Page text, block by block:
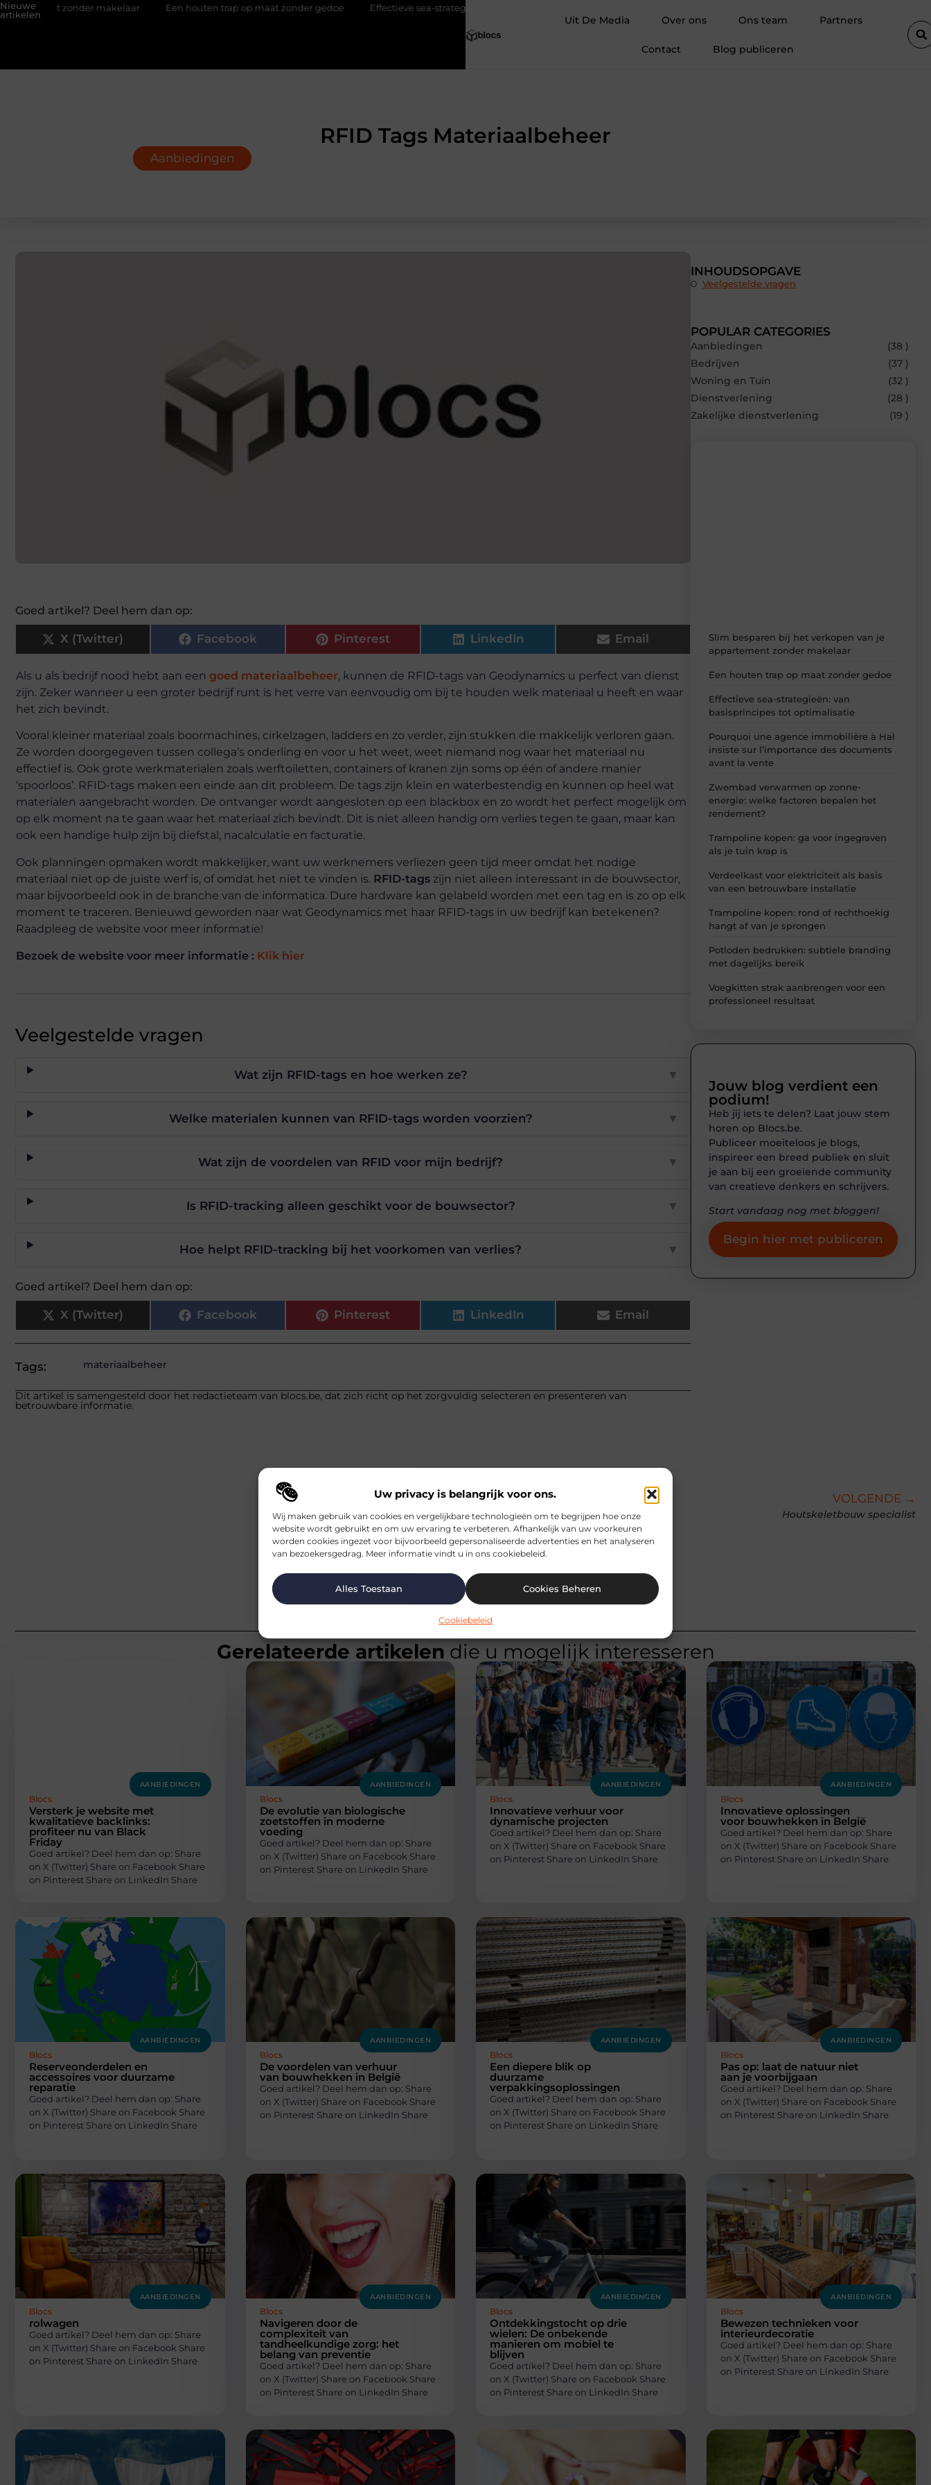
Uw privacy is belangrijk voor ons.
Wij maken gebruik van cookies en vergelijkbare technologieën om te begrijpen hoe onze
website wordt gebruikt en om uw ervaring te verbeteren. Afhankelijk van uw voorkeuren
worden cookies ingezet voor bijvoorbeeld gepersonaliseerde advertenties en het analyseren
van bezoekersgedrag. Meer informatie vindt u in ons cookiebeleid.
Alles Toestaan Cookies Beheren
Cookiebeleid
Nieuwe
artikelen
makelaar Een houten trap op maat zonder gedoe Effectieve sea-strategieën: van basisprincipes tot optimalisatie
Uit De Media Over ons Ons team Partners
Contact Blog publiceren
RFID Tags Materiaalbeheer
Aanbiedingen
Goed artikel? Deel hem dan op:
X (Twitter) Facebook Pinterest LinkedIn Email
Als u als bedrijf nood hebt aan een goed materiaalbeheer, kunnen de RFID-tags van Geodynamics u perfect van dienst
zijn. Zeker wanneer u een groter bedrijf runt is het verre van eenvoudig om bij te houden welk materiaal u heeft en waar
het zich bevindt.
Vooral kleiner materiaal zoals boormachines, cirkelzagen, ladders en zo verder, zijn stukken die makkelijk verloren gaan.
Ze worden doorgegeven tussen collega’s onderling en voor u het weet, weet niemand nog waar het materiaal nu
effectief is. Ook grote werkmaterialen zoals werftoiletten, containers of kranen zijn soms op één of andere manier
‘spoorloos’. RFID-tags maken een einde aan dit probleem. De tags zijn klein en waterbestendig en kunnen op heel wat
materialen aangebracht worden. De ontvanger wordt aangesloten op een blackbox en zo wordt het perfect mogelijk om
op elk moment na te gaan waar het materiaal zich bevindt. Dit is niet alleen handig om verlies tegen te gaan, maar kan
ook een handige hulp zijn bij diefstal, nacalculatie en facturatie.
Ook planningen opmaken wordt makkelijker, want uw werknemers verliezen geen tijd meer omdat het nodige
materiaal niet op de juiste werf is, of omdat het niet te vinden is. RFID-tags zijn niet alleen interessant in de bouwsector,
maar bijvoorbeeld ook in de branche van de informatica. Dure hardware kan gelabeld worden met een tag en is zo op elk
moment te traceren. Benieuwd geworden naar wat Geodynamics met haar RFID-tags in uw bedrijf kan betekenen?
Raadpleeg de website voor meer informatie!
Bezoek de website voor meer informatie : Klik hier
Veelgestelde vragen
Wat zijn RFID-tags en hoe werken ze? ▼
Welke materialen kunnen van RFID-tags worden voorzien? ▼
Wat zijn de voordelen van RFID voor mijn bedrijf? ▼
Is RFID-tracking alleen geschikt voor de bouwsector? ▼
Hoe helpt RFID-tracking bij het voorkomen van verlies? ▼
Goed artikel? Deel hem dan op:
X (Twitter) Facebook Pinterest LinkedIn Email
Tags: materiaalbeheer
Dit artikel is samengesteld door het redactieteam van blocs.be, dat zich richt op het zorgvuldig selecteren en presenteren van
betrouwbare informatie.
INHOUDSOPGAVE
Veelgestelde vragen
POPULAR CATEGORIES
Aanbiedingen
(38 )
Bedrijven
(37 )
Woning en Tuin
(32 )
Dienstverlening
(28 )
Zakelijke dienstverlening
(19 )
Slim besparen bij het verkopen van je
appartement zonder makelaar
Een houten trap op maat zonder gedoe
Effectieve sea-strategieën: van
basisprincipes tot optimalisatie
Pourquoi une agence immobilière à Hal
insiste sur l’importance des documents
avant la vente
Zwembad verwarmen op zonne-
energie: welke factoren bepalen het
rendement?
Trampoline kopen: ga voor ingegraven
als je tuin krap is
Verdeelkast voor elektriciteit als basis
van een betrouwbare installatie
Trampoline kopen: rond of rechthoekig
hangt af van je sprongen
Potloden bedrukken: subtiele branding
met dagelijks bereik
Voegkitten strak aanbrengen voor een
professioneel resultaat
Jouw blog verdient een
podium!
Heb jij iets te delen? Laat jouw stem
horen op Blocs.be.
Publiceer moeiteloos je blogs,
inspireer een breed publiek en sluit
je aan bij een groeiende community
van creatieve denkers en schrijvers.
Start vandaag nog met bloggen!
Begin hier met publiceren
VOLGENDE →
Houtskeletbouw specialist
Gerelateerde artikelen die u mogelijk interesseren
AANBIEDINGEN
Blocs
Versterk je website met
kwalitatieve backlinks:
profiteer nu van Black
Friday
Goed artikel? Deel hem dan op: Share
on X (Twitter) Share on Facebook Share
on Pinterest Share on LinkedIn Share
AANBIEDINGEN
Blocs
De evolutie van biologische
zoetstoffen in moderne
voeding
Goed artikel? Deel hem dan op: Share
on X (Twitter) Share on Facebook Share
on Pinterest Share on LinkedIn Share
AANBIEDINGEN
Blocs
Innovatieve verhuur voor
dynamische projecten
Goed artikel? Deel hem dan op: Share
on X (Twitter) Share on Facebook Share
on Pinterest Share on LinkedIn Share
AANBIEDINGEN
Blocs
Innovatieve oplossingen
voor bouwhekken in België
Goed artikel? Deel hem dan op: Share
on X (Twitter) Share on Facebook Share
on Pinterest Share on LinkedIn Share
AANBIEDINGEN
Blocs
Reserveonderdelen en
accessoires voor duurzame
reparatie
Goed artikel? Deel hem dan op: Share
on X (Twitter) Share on Facebook Share
on Pinterest Share on LinkedIn Share
AANBIEDINGEN
Blocs
De voordelen van verhuur
van bouwhekken in België
Goed artikel? Deel hem dan op: Share
on X (Twitter) Share on Facebook Share
on Pinterest Share on LinkedIn Share
AANBIEDINGEN
Blocs
Een diepere blik op
duurzame
verpakkingsoplossingen
Goed artikel? Deel hem dan op: Share
on X (Twitter) Share on Facebook Share
on Pinterest Share on LinkedIn Share
AANBIEDINGEN
Blocs
Pas op: laat de natuur niet
aan je voorbijgaan
Goed artikel? Deel hem dan op: Share
on X (Twitter) Share on Facebook Share
on Pinterest Share on LinkedIn Share
AANBIEDINGEN
Blocs
rolwagen
Goed artikel? Deel hem dan op: Share
on X (Twitter) Share on Facebook Share
on Pinterest Share on LinkedIn Share
AANBIEDINGEN
Blocs
Navigeren door de
complexiteit van
tandheelkundige zorg: het
belang van preventie
Goed artikel? Deel hem dan op: Share
on X (Twitter) Share on Facebook Share
on Pinterest Share on LinkedIn Share
AANBIEDINGEN
Blocs
Ontdekkingstocht op drie
wielen: De onbekende
manieren om mobiel te
blijven
Goed artikel? Deel hem dan op: Share
on X (Twitter) Share on Facebook Share
on Pinterest Share on LinkedIn Share
AANBIEDINGEN
Blocs
Bewezen technieken voor
interieurdecoratie
Goed artikel? Deel hem dan op: Share
on X (Twitter) Share on Facebook Share
on Pinterest Share on LinkedIn Share